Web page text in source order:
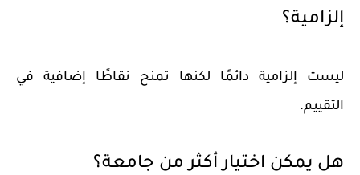
إلزامية؟
ليست إلزامية دائمًا لكنها تمنح نقاطًا إضافية في
التقييم.
هل يمكن اختيار أكثر من جامعة؟